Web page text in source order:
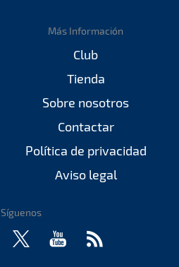
Más Información
Club
Tienda
Sobre nosotros
Contactar
Política de privacidad
Aviso legal
Síguenos